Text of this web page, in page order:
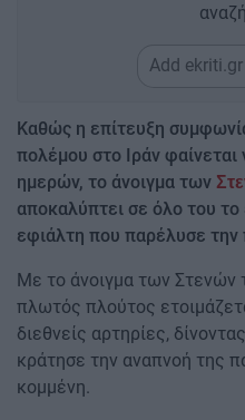
Add
Καθώς η επίτευξη
πολέμου στο Ιράν
ημερών, το άνοιγμα των
αποκαλύπτει σε όλο του το
εφιάλτη που παρέλυσε την
Με το άνοιγμα των Στενών
πλωτός πλούτος
διεθνείς αρτηρίες,
κράτησε την αναπνοή της
κομμένη.